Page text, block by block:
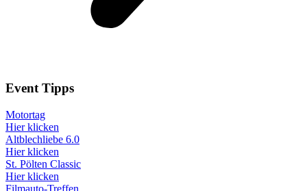
Event Tipps
Motortag
Hier klicken
Altblechliebe 6.0
Hier klicken
St. Pölten Classic
Hier klicken
Filmauto-Treffen